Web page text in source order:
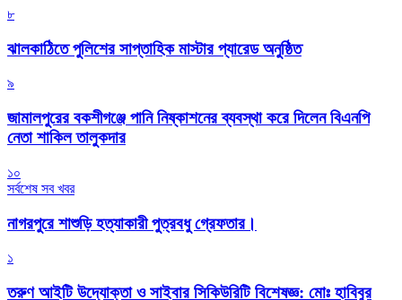
৮
‎ঝালকাঠিতে পুলিশের সাপ্তাহিক মাস্টার প্যারেড অনুষ্ঠিত
৯
জামালপুরের বকশীগঞ্জে পানি নিষ্কাশনের ব্যবস্থা করে দিলেন বিএনপি
নেতা শাকিল তালুকদার
১০
সর্বশেষ সব খবর
নাগরপুরে শাশুড়ি হত্যাকারী পুত্রবধু গ্রেফতার।
১
তরুণ আইটি উদ্যোক্তা ও সাইবার সিকিউরিটি বিশেষজ্ঞ: মোঃ হাবিবুর